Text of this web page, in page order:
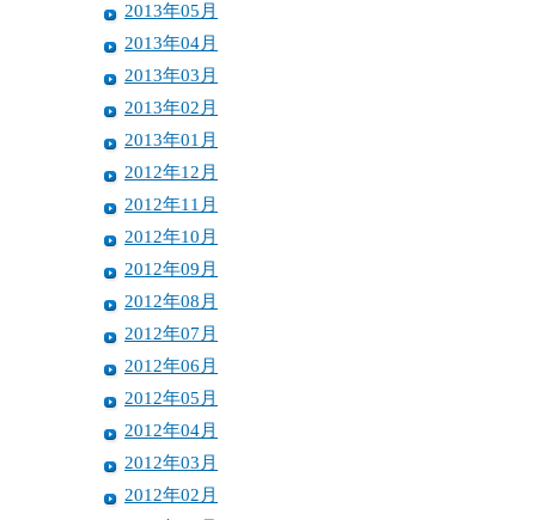
2013年05月
2013年04月
2013年03月
2013年02月
2013年01月
2012年12月
2012年11月
2012年10月
2012年09月
2012年08月
2012年07月
2012年06月
2012年05月
2012年04月
2012年03月
2012年02月